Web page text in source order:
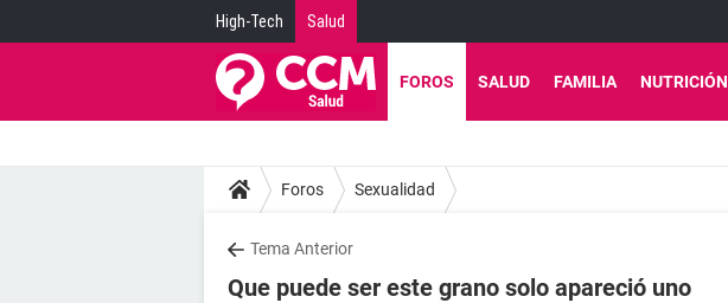
High-Tech Salud
FOROS SALUD FAMILIA NUTRICIÓN
Foros Sexualidad
Tema Anterior
Que puede ser este grano solo apareció uno